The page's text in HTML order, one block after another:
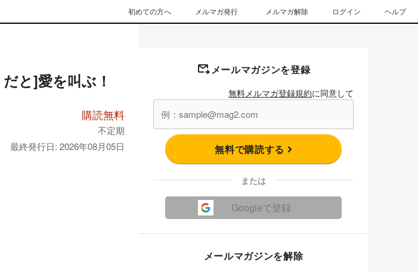
初めての方へ メルマガ発行 メルマガ解除 ログイン ヘルプ
と]愛を叫ぶ！
購読無料
不定期
最終発行日: 2026年08月05日
メールマガジンを登録
無料メルマガ登録規約に同意して
無料で購読する
または
Googleで登録
メールマガジンを解除